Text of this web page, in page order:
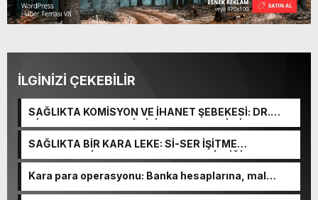
İLGİNİZİ ÇEKEBİLİR
SAĞLIKTA KOMİSYON VE İHANET ŞEBEKESİ: DR.
NİHAT URUÇ VE SEMİH İŞİTME MERKEZİ’NİN SGK
VURGUNU!
SAĞLIKTA BİR KARA LEKE: Sİ-SER İŞİTME
MERKEZLERİ VE MODERN UMUT TACİRLİĞİ
Kara para operasyonu: Banka hesaplarına, mal